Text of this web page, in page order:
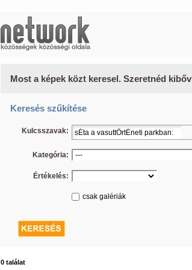
Most a képek közt keresel. Szeretnéd
Keresés szűkítése
Kulcsszavak:
Kategória:
Értékelés:
csak galériák
0 találat